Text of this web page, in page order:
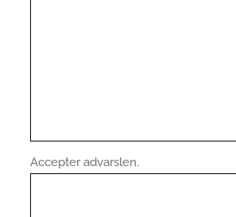
Accepter advarslen.